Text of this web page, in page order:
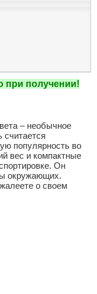
при получении!
– необычное
считается
популярность во
вес и компактные
Он
окружающих.
о своем